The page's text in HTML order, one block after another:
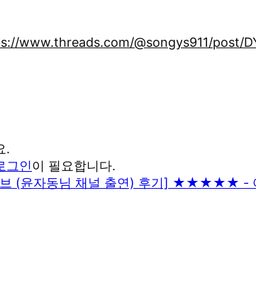
www.threads.com/@songys911/post/
.
그인이 필요합니다.
브 (윤자동님 채널 출연) 후기] ★★★★★ -